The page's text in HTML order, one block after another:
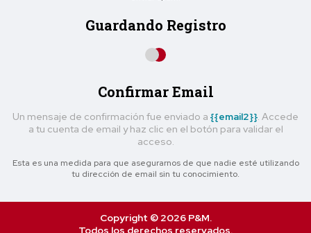
Guardando Registro
Confirmar Email
Un mensaje de confirmación fue enviado a {{email2}}. Accede
a tu cuenta de email y haz clic en el botón para validar el
acceso.
Esta es una medida para que asegurarnos de que nadie esté utilizando
tu dirección de email sin tu conocimiento.
Copyright © 2026 P&M.
Todos los derechos reservados.